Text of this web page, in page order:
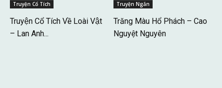
Truyện Cổ Tích
Truyện Cổ Tích Về Loài Vật
– Lan Anh...
Truyện Ngắn
Trăng Màu Hổ Phách – Cao
Nguyệt Nguyên